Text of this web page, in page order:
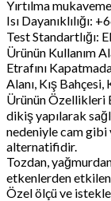
Yırtılma
Isı Dayanıklılığı:
Test Standartlığı:
Ürünün Kullanım
Etrafını
Alanı, Kış
Ürünün Özellikleri
dikiş yapılarak
nedeniyle cam
alternatifidir.
Tozdan,
etkenlerden
Özel ölçü ve